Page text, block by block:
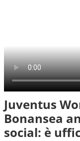
Juventus
Bonansea
social: è